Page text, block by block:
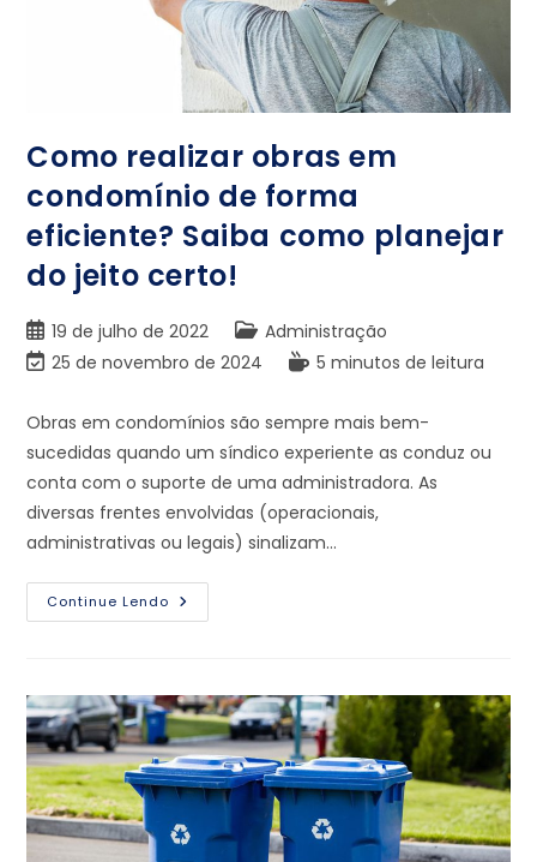
Como realizar obras em
condomínio de forma
eficiente? Saiba como planejar
do jeito certo!
19 de julho de 2022
Administração
25 de novembro de 2024
5 minutos de leitura
Obras em condomínios são sempre mais bem-
sucedidas quando um síndico experiente as conduz ou
conta com o suporte de uma administradora. As
diversas frentes envolvidas (operacionais,
administrativas ou legais) sinalizam…
Continue Lendo